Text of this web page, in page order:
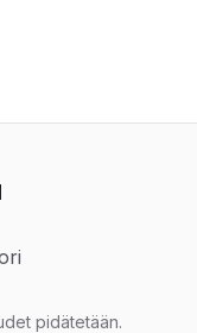
pidätetään.